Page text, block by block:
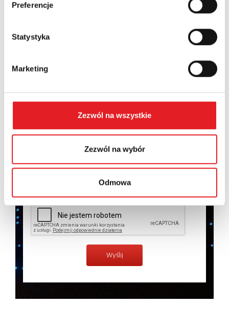
Preferencje
Statystyka
Marketing
Zezwól na wszystkie
Zezwól na wybór
Odmowa
Województwo:
Wyrażam zgodę na przetwarzanie moich danych
osobowych przez Relpol S.A. Więcej informacji na
temat przetwarzania danych osobowych w
Zapoznałem z treściąPolityki Prywatności